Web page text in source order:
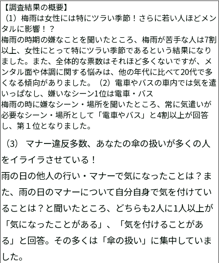
【調査結果の概要】
（1）梅雨は女性には特にツラい季節！さらに若い人ほどメン
タルに影響！？
梅雨の時期の嫌なことを聞いたところ、梅雨が苦手な人は7割
以上、女性にとって特にツラい季節であるという結果になり
ました。また、全体的な票数はそれほど多くないですが、メ
ンタル面や体調に関する悩みは、他の年代に比べて20代で多
くなる傾向がありました。（2）電車やバスの車内では気を遣
いっぱなし、嫌いなシーン1位は電車・バス
梅雨の時に嫌なシーン・場所を聞いたところ、常に気遣いが
必要なシーン・場所として「電車やバス」と4割以上が回答
し、第１位となりました。
（3） マナー違反多数、あなたの傘の扱いが多くの人
をイライラさせている！
雨の日の他人の行い・マナーで気になったことは？ま
た、雨の日のマナーについて自分自身で気を付けてい
ることは？と聞いたところ、どちらも2人に1人以上が
「気になったことがある」、「気を付けることがあ
る」と回答。その多くは「傘の扱い」に集中していま
した。